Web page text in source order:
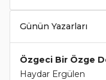
Günün Yazarları
Özgeci Bir Özge
Haydar Ergülen